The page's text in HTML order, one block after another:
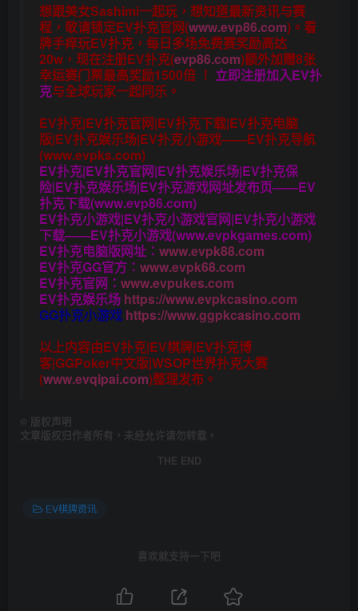
想跟美女Sashimi一起玩， 想知道最新资讯与赛
程， 敬请锁定EV扑克官网(www.evp86.com)。 看
牌手痒玩EV扑克， 每日多场免费赛奖励高达
20w，现在注册EV扑克(evp86.com)额外加赠8张
幸运赛门票最高奖励1500倍 ！ 立即注册加入EV扑
克与全球玩家一起同乐。
EV扑克|EV扑克官网|EV扑克下载|EV扑克电脑
版|EV扑克娱乐场|EV扑克小游戏——EV扑克导航
(www.evpks.com)
EV扑克|EV扑克官网|EV扑克娱乐场|EV扑克保
险|EV扑克娱乐场|EV扑克游戏网址发布页——EV
扑克下载(www.evp86.com)
EV扑克小游戏|EV扑克小游戏官网|EV扑克小游戏
下载——EV扑克小游戏(www.evpkgames.com)
EV扑克电脑版网址： www.evpk88.com
EV扑克GG官方： www.evpk68.com
EV扑克官网： www.evpukes.com
EV扑克娱乐场 https://www.evpkcasino.com
GG扑克小游戏 https://www.ggpkcasino.com
以上内容由EV扑克|EV棋牌|EV扑克博
客|GGPoker中文版|WSOP世界扑克大赛
(www.evqipai.com)整理发布。
©
版权声明
文章版权归作者所有，未经允许请勿转载。
THE END
EV棋牌资讯
喜欢就支持一下吧